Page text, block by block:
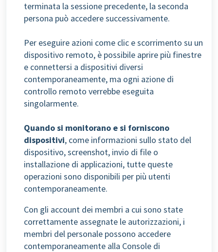
terminata la sessione precedente, la seconda
persona può accedere successivamente.
Per eseguire azioni come clic e scorrimento su un
dispositivo remoto, è possibile aprire più finestre
e connettersi a dispositivi diversi
contemporaneamente, ma ogni azione di
controllo remoto verrebbe eseguita
singolarmente.
Quando si monitorano e si forniscono
dispositivi, come informazioni sullo stato del
dispositivo, screenshot, invio di file o
installazione di applicazioni, tutte queste
operazioni sono disponibili per più utenti
contemporaneamente.
Con gli account dei membri a cui sono state
correttamente assegnate le autorizzazioni, i
membri del personale possono accedere
contemporaneamente alla Console di